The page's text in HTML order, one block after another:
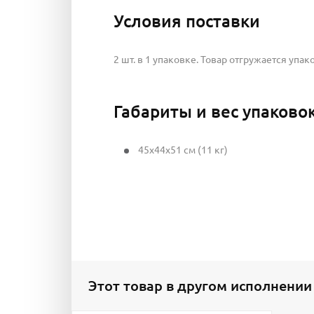
Условия поставки
2 шт. в 1 упаковке. Товар отгружается
Габариты и вес
45x44x51 см (11 кг)
Этот товар в другом исполнении